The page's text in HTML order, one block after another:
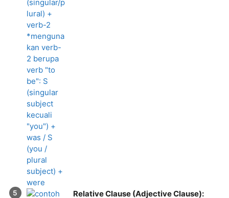
Relative Clause (Adjective Clause):